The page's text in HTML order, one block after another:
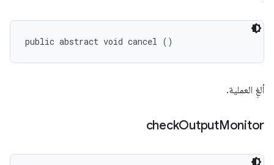
public abstract void cancel ()
ألغِ العملية.
checkOutputMonitor